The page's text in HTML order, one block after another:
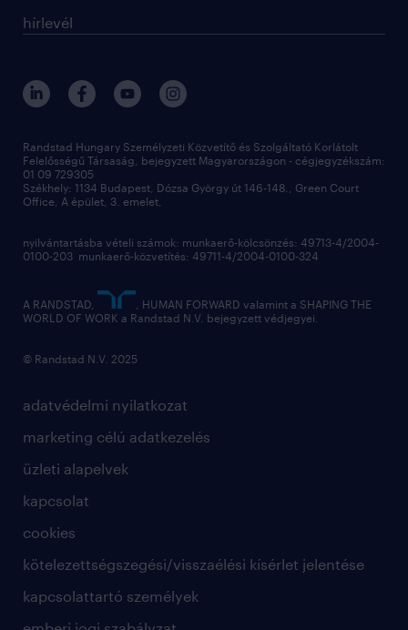
hírlevél
adatvédelmi nyilatkozat
marketing célú adatkezelés
üzleti alapelvek
kapcsolat
cookies
kötelezettségszegési/visszaélési kísérlet jelentése
kapcsolattartó személyek
Randstad Hungary Személyzeti Közvetítő és Szolgáltató Korlátolt
Felelősségű Társaság, bejegyzett Magyarországon - cégjegyzékszám:
01 09 729305
Székhely: 1134 Budapest, Dózsa György út 146-148., Green Court
Office, A épület, 3. emelet,
nyilvántartásba vételi számok: munkaerő-kölcsönzés: 49713-4/2004-
0100-203 munkaerő-közvetítés: 49711-4/2004-0100-324
A RANDSTAD,
, HUMAN FORWARD valamint a SHAPING THE
WORLD OF WORK a Randstad N.V. bejegyzett védjegyei.
© Randstad N.V. 2025